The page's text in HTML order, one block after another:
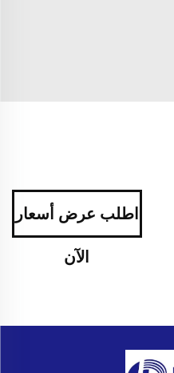
اطلب عرض أسعار
الآن